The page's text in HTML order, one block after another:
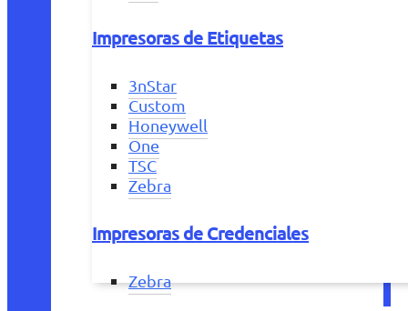
Impresoras de Etiquetas
3nStar
Custom
Honeywell
One
TSC
Zebra
Impresoras de Credenciales
Zebra